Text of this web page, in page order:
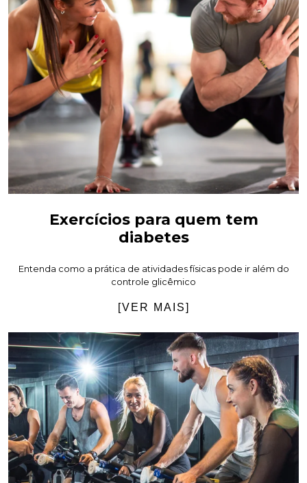
Exercícios para quem tem
diabetes
Entenda como a prática de atividades físicas pode ir além do
controle glicêmico
[VER MAIS]